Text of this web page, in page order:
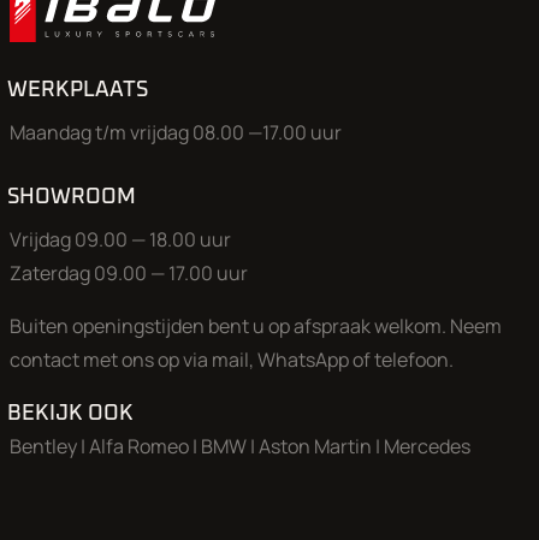
WERKPLAATS
Maandag t/m vrijdag 08.00 —17.00 uur
SHOWROOM
Vrijdag 09.00 — 18.00 uur
Zaterdag 09.00 — 17.00 uur
Buiten openingstijden bent u op afspraak welkom. Neem
contact met ons op via mail, WhatsApp of telefoon.
BEKIJK OOK
Bentley|Alfa Romeo| BMW|Aston Martin | Mercedes